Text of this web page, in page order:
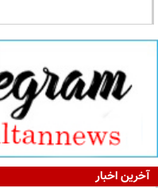
آخرین اخبار